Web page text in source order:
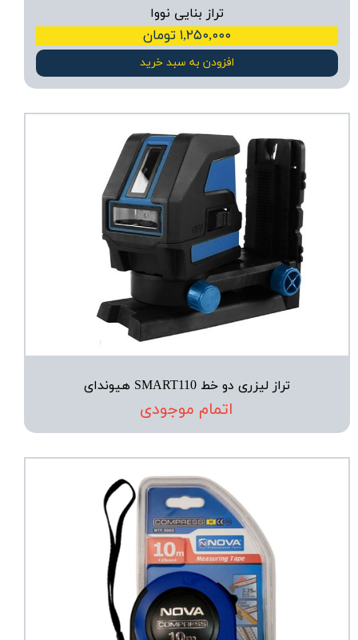
تراز بنایی نووا
۱,۲۵۰,۰۰۰ تومان
افزودن به سبد خرید
تراز لیزری دو خط SMART110 هیوندای
اتمام موجودی